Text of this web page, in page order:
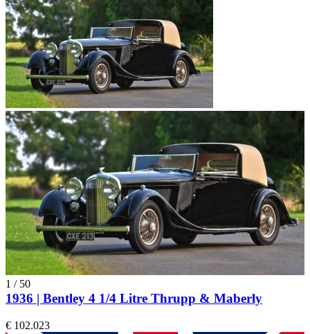
1 / 50
1936 | Bentley 4 1/4 Litre Thrupp & Maberly
€ 102.023